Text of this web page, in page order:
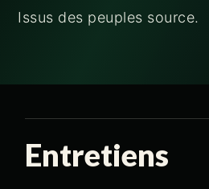
Issus des peuples source.
Entretiens